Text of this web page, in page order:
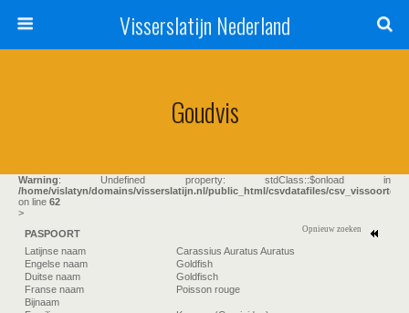
Visserslatijn Nederland
Goudvis